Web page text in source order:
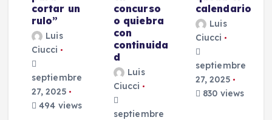
cortar un
rulo”
Luis
Ciucci
septiembre
27, 2025
494 views
concurso
o quiebra
con
continuida
d
Luis
Ciucci
septiembre
calendario
Luis
Ciucci
septiembre
27, 2025
830 views